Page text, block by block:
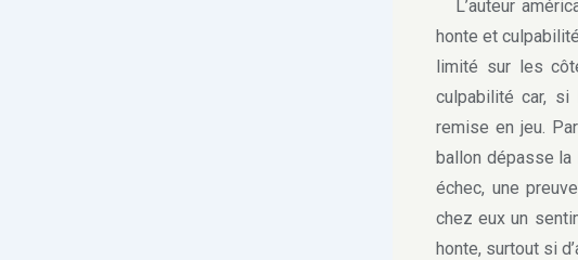
L’auteur
honte et
limité sur les
culpabilité car,
remise en jeu.
ballon dépasse la
échec, une
chez eux un
honte, surtout si